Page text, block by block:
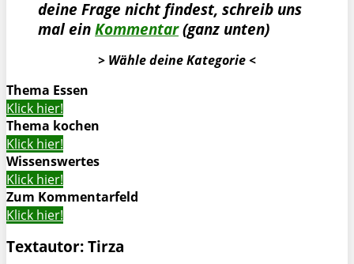
deine Frage nicht findest, schreib uns
mal ein Kommentar(ganz unten)
> Wähle deine Kategorie <
Thema Essen
Klick hier!
Thema kochen
Klick hier!
Wissenswertes
Klick hier!
Zum Kommentarfeld
Klick hier!
Textautor: Tirza